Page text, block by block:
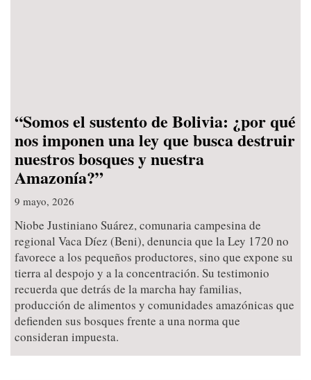
“Somos el sustento de Bolivia: ¿por qué
nos imponen una ley que busca destruir
nuestros bosques y nuestra
Amazonía?”
9 mayo, 2026
Niobe Justiniano Suárez, comunaria campesina de
regional Vaca Díez (Beni), denuncia que la Ley 1720 no
favorece a los pequeños productores, sino que expone su
tierra al despojo y a la concentración. Su testimonio
recuerda que detrás de la marcha hay familias,
producción de alimentos y comunidades amazónicas que
defienden sus bosques frente a una norma que
consideran impuesta.